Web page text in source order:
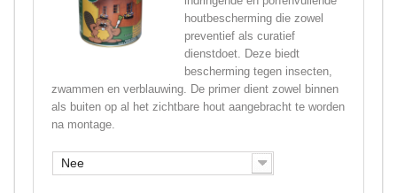
houtbescherming die zowel
preventief als curatief
dienstdoet. Deze biedt
bescherming tegen insecten,
zwammen en verblauwing. De primer dient zowel binnen
als buiten op al het zichtbare hout aangebracht te worden
na montage.
Nee